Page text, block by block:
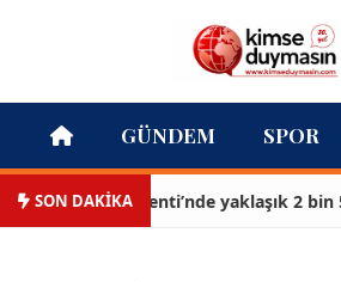
GÜNDEM SPOR
SON DAKİKA
Antik Kenti’nde yaklaşık 2 bin